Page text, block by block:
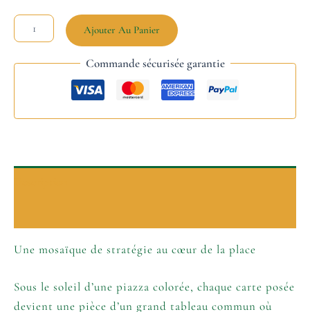
Ajouter Au Panier
Commande sécurisée garantie
Une mosaïque de stratégie au cœur de la place
Sous le soleil d’une piazza colorée, chaque carte posée
devient une pièce d’un grand tableau commun où